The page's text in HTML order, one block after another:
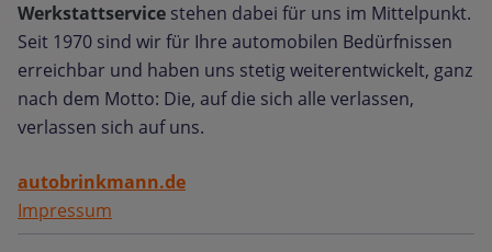
Werkstattservice stehen dabei für uns im Mittelpunkt.
Seit 1970 sind wir für Ihre automobilen Bedürfnissen
erreichbar und haben uns stetig weiterentwickelt, ganz
nach dem Motto: Die, auf die sich alle verlassen,
verlassen sich auf uns.
autobrinkmann.de
Impressum